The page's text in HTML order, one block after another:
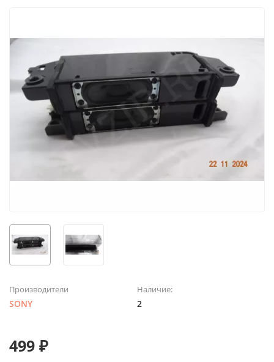
Производители
SONY
Наличие:
2
499 ₽